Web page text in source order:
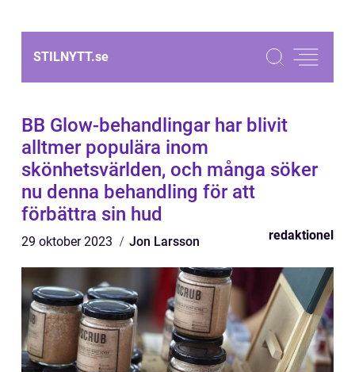
STILNYTT.se
BB Glow-behandlingar har blivit
alltmer populära inom
skönhetsvärlden, och många söker
nu denna behandling för att
förbättra sin hud
29 oktober 2023 Jon Larsson redaktionel